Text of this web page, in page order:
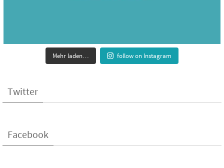
Mehr laden… follow on Instagram
Twitter
Facebook